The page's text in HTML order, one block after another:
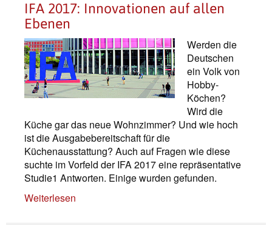
IFA 2017: Innovationen auf allen
Ebenen
Werden die
Deutschen
ein Volk von
Hobby-
Köchen?
Wird die
Küche gar das neue Wohnzimmer? Und wie hoch
ist die Ausgabebereitschaft für die
Küchenausstattung? Auch auf Fragen wie diese
suchte im Vorfeld der IFA 2017 eine repräsentative
Studie1 Antworten. Einige wurden gefunden.
Weiterlesen